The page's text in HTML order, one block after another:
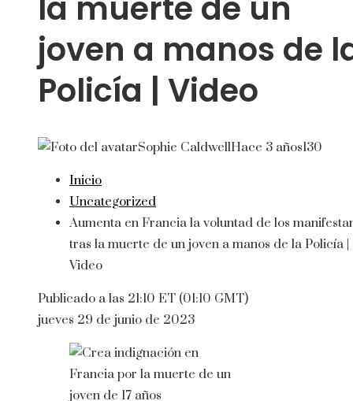
joven a manos de
Policía | Video
Sophie CaldwellHace 3 años130
Inicio
Uncategorized
Aumenta en Francia la voluntad de los
tras la muerte de un joven a manos de la Policía |
Video
Publicado a las 21:10 ET (01:10 GMT)
jueves 29 de junio de 2023